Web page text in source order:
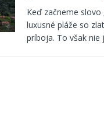
Keď začneme slovo
luxusné pláže so
príboja. To však nie